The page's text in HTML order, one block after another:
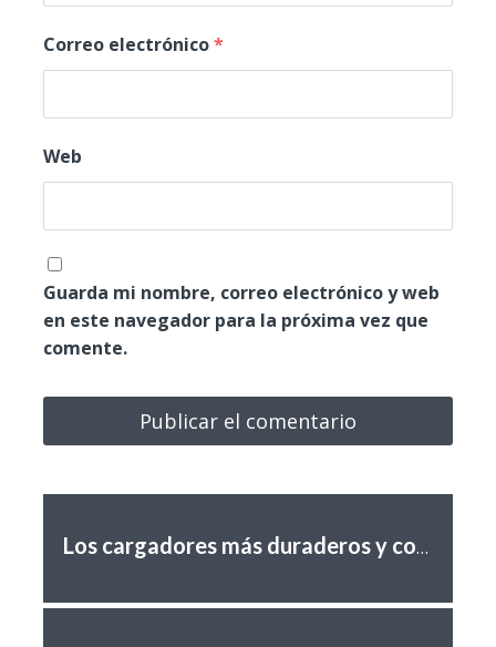
Correo electrónico*
Web
Guarda mi nombre, correo electrónico y web
en este navegador para la próxima vez que
comente.
Los cargadores más duraderos y confiables